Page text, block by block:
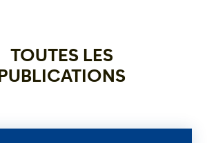
TOUTES LES
PUBLICATIONS